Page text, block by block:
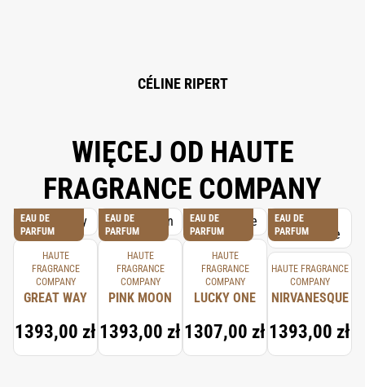
CÉLINE RIPERT
WIĘCEJ OD HAUTE
FRAGRANCE COMPANY
EAU DE
PARFUM
HAUTE
FRAGRANCE
COMPANY
GREAT WAY
1393,00 zł
EAU DE
PARFUM
HAUTE
FRAGRANCE
COMPANY
PINK MOON
1393,00 zł
EAU DE
PARFUM
HAUTE
FRAGRANCE
COMPANY
LUCKY ONE
1307,00 zł
EAU DE
PARFUM
HAUTE FRAGRANCE
COMPANY
NIRVANESQUE
1393,00 zł